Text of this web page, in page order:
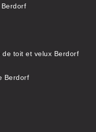
toit et velux Berdorf
Berdorf